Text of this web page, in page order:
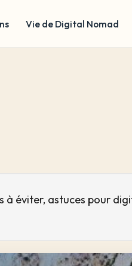
Vie de Digital Nomad
éviter, astuces pour